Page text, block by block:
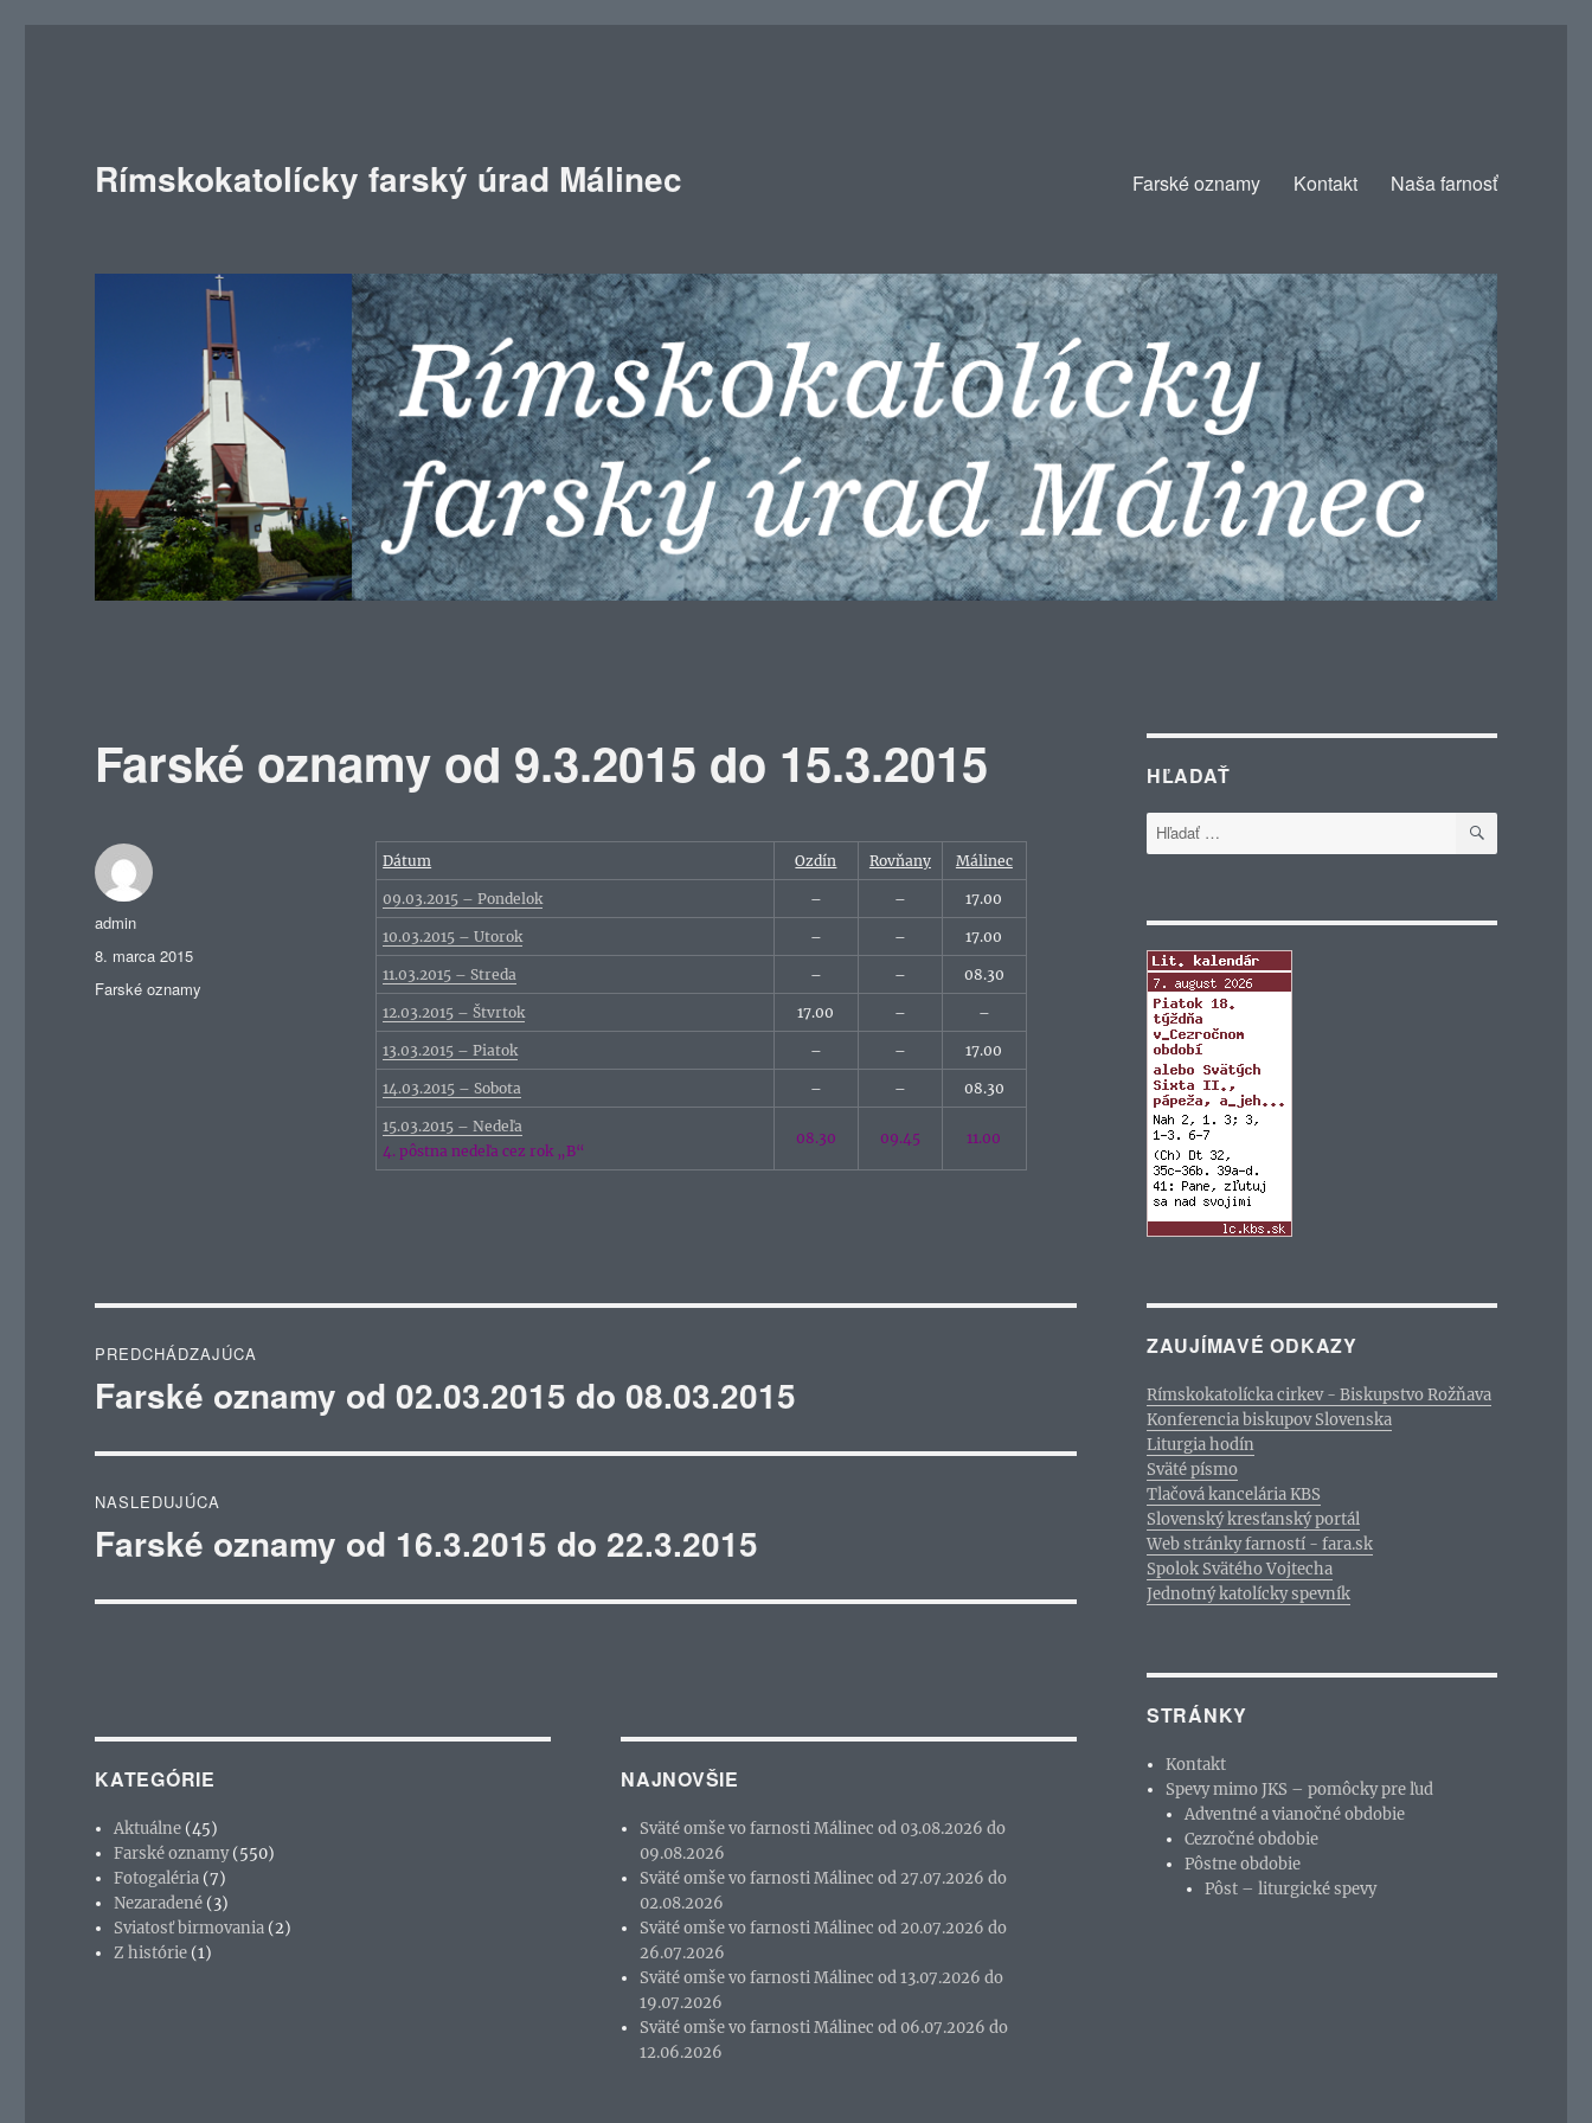
Rímskokatolícky farský úrad Málinec Farské oznamy Kontakt Naša farnosť
Farské oznamy od 9.3.2015 do 15.3.2015
Dátum Ozdín Rovňany Málinec
09.03.2015 – Pondelok – – 17.00
10.03.2015 – Utorok – – 17.00
11.03.2015 – Streda – – 08.30
12.03.2015 – Štvrtok 17.00 – –
13.03.2015 – Piatok – – 17.00
14.03.2015 – Sobota – – 08.30
15.03.2015 – Nedeľa
4. pôstna nedeľa cez rok „B“
08.30 09.45 11.00
Autor
admin
Publikované
8. marca 2015
Kategórie
Farské oznamy
v
PREDCHÁDZAJÚCA
Predchádzajúci
Farské oznamy od 02.03.2015 do 08.03.2015
NASLEDUJÚCA
Ďalší
Farské oznamy od 16.3.2015 do 22.3.2015
KATEGÓRIE
Aktuálne (45)
Farské oznamy(550)
Fotogaléria (7)
Nezaradené (3)
Sviatosť birmovania (2)
Z histórie (1)
NAJNOVŠIE
Sväté omše vo farnosti Málinec od 03.08.2026 do
09.08.2026
Sväté omše vo farnosti Málinec od 27.07.2026 do
02.08.2026
Sväté omše vo farnosti Málinec od 20.07.2026 do
26.07.2026
Sväté omše vo farnosti Málinec od 13.07.2026 do
19.07.2026
Sväté omše vo farnosti Málinec od 06.07.2026 do
12.06.2026
HĽADAŤ
Hľadať:
ZAUJÍMAVÉ ODKAZY
Rímskokatolícka cirkev - Biskupstvo Rožňava
Konferencia biskupov Slovenska
Liturgia hodín
Sväté písmo
Tlačová kancelária KBS
Slovenský kresťanský portál
Web stránky farností - fara.sk
Spolok Svätého Vojtecha
Jednotný katolícky spevník
STRÁNKY
Kontakt
Spevy mimo JKS – pomôcky pre ľud
Adventné a vianočné obdobie
Cezročné obdobie
Pôstne obdobie
Pôst – liturgické spevy